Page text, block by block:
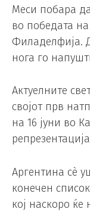
Меси побара
во победата
Филаделфија.
нога го
Актуелните
својот прв
на 16 јуни во
Аргентина сè
конечен
кој наскоро